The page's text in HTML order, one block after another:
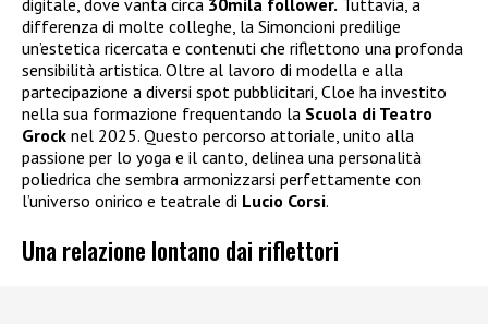
differenza di molte colleghe, la Simoncioni predilige
un’estetica ricercata e contenuti che riflettono una profonda
sensibilità artistica. Oltre al lavoro di modella e alla
partecipazione a diversi spot pubblicitari, Cloe ha investito
nella sua formazione frequentando la Scuola di Teatro
Grock nel 2025. Questo percorso attoriale, unito alla
passione per lo yoga e il canto, delinea una personalità
poliedrica che sembra armonizzarsi perfettamente con
l’universo onirico e teatrale di Lucio Corsi.
Una relazione lontano dai riflettori